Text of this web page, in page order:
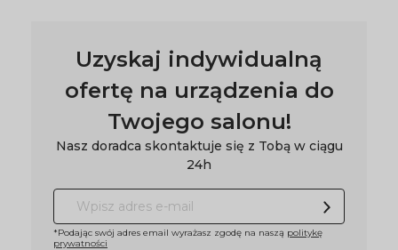
Uzyskaj indywidualną
ofertę na urządzenia do
Twojego salonu!
Nasz doradca skontaktuje się z Tobą w ciągu
24h
*Podając swój adres email wyrażasz zgodę na naszą politykę
prywatności